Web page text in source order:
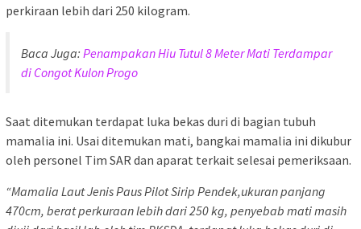
perkiraan lebih dari 250 kilogram.
Baca Juga: Penampakan Hiu Tutul 8 Meter Mati Terdampar
di Congot Kulon Progo
Saat ditemukan terdapat luka bekas duri di bagian tubuh
mamalia ini. Usai ditemukan mati, bangkai mamalia ini dikubur
oleh personel Tim SAR dan aparat terkait selesai pemeriksaan.
“Mamalia Laut Jenis Paus Pilot Sirip Pendek,ukuran panjang
470cm, berat perkuraan lebih dari 250 kg, penyebab mati masih